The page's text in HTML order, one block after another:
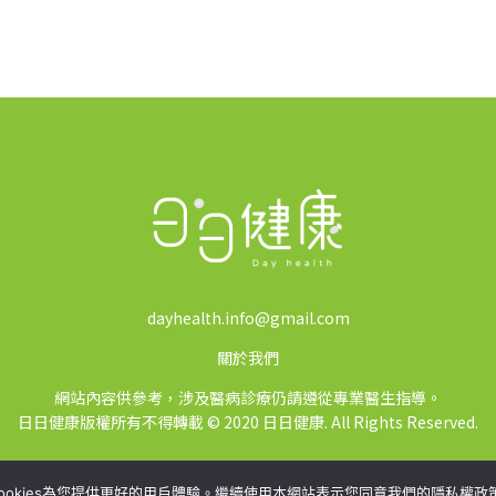
dayhealth.info@gmail.com
關於我們
網站內容供參考，涉及醫病診療仍請遵從專業醫生指導。
日日健康版權所有不得轉載 © 2020 日日健康. All Rights Reserved.